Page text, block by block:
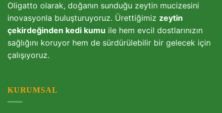
Oligatto olarak, doğanın sunduğu zeytin mucizesini
inovasyonla buluşturuyoruz. Ürettiğimiz zeytin
çekirdeğinden kedi kumu ile hem evcil dostlarınızın
sağlığını koruyor hem de sürdürülebilir bir gelecek için
çalışıyoruz.
KURUMSAL